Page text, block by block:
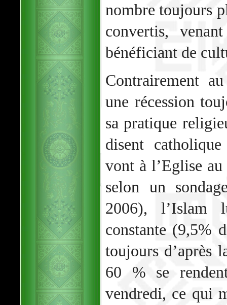
nombre toujours
convertis,
bénéficiant de
Contrairement
une récession
sa pratique
disent
vont à l’Eglise
selon un
2006), l’Islam
constante (9,5%
toujours d’après
60 % se
vendredi, ce qui